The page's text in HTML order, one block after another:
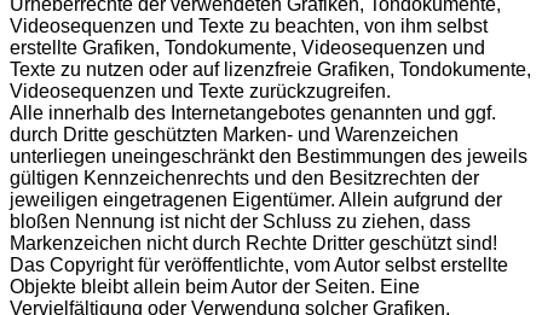
Videosequenzen und Texte zu beachten, von ihm selbst
erstellte Grafiken, Tondokumente, Videosequenzen und
Texte zu nutzen oder auf lizenzfreie Grafiken, Tondokumente,
Videosequenzen und Texte zurückzugreifen.
Alle innerhalb des Internetangebotes genannten und ggf.
durch Dritte geschützten Marken- und Warenzeichen
unterliegen uneingeschränkt den Bestimmungen des jeweils
gültigen Kennzeichenrechts und den Besitzrechten der
jeweiligen eingetragenen Eigentümer. Allein aufgrund der
bloßen Nennung ist nicht der Schluss zu ziehen, dass
Markenzeichen nicht durch Rechte Dritter geschützt sind!
Das Copyright für veröffentlichte, vom Autor selbst erstellte
Objekte bleibt allein beim Autor der Seiten. Eine
Vervielfältigung oder Verwendung solcher Grafiken,